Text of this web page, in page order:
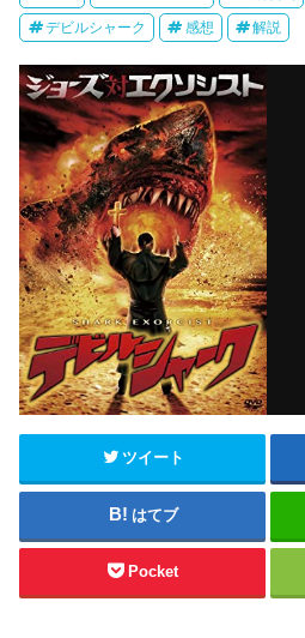
デビルシャーク 感想 解説
ツイート
はてブ
Pocket